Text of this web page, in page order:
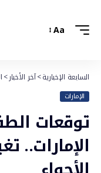
Aa
السابعة الإخبارية>آخر الأخبار>
الإمارات
توقعات
الإمارات..